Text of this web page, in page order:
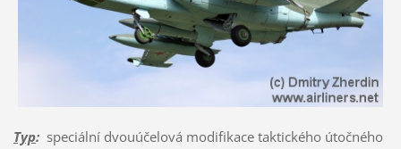
Typ:speciální dvouúčelová modifikace taktického útočného